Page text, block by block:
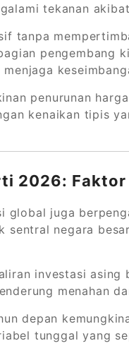
tekanan
tanpa
pengembang
penurunan
kenaikan tipis
2026:
global juga
sentral negara
investasi asing
menahan
depan
tunggal yang